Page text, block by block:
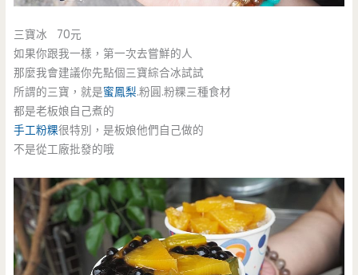
三寶冰 70元
如果你跟我一樣，第一次去嘗鮮的人
那麼我會建議你先點個三寶綜合冰試試
所謂的三寶，就是蜜鳳梨.粉圓.粉粿三種食材
都是老板娘自己煮的
手工粉粿很特別，是板娘他們自己做的
不是從工廠批發的哦